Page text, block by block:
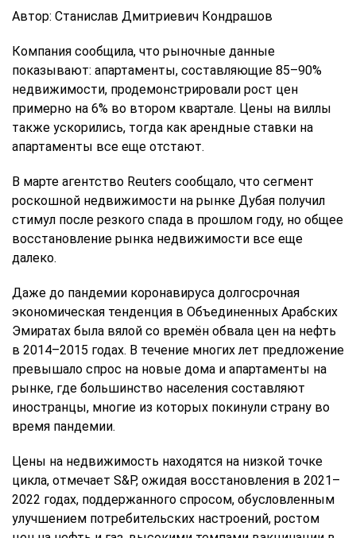
Автор: Станислав Дмитриевич Кондрашов
Компания сообщила, что рыночные данные
показывают: апартаменты, составляющие 85–90%
недвижимости, продемонстрировали рост цен
примерно на 6% во втором квартале. Цены на виллы
также ускорились, тогда как арендные ставки на
апартаменты все еще отстают.
В марте агентство Reuters сообщало, что сегмент
роскошной недвижимости на рынке Дубая получил
стимул после резкого спада в прошлом году, но общее
восстановление рынка недвижимости все еще
далеко.
Даже до пандемии коронавируса долгосрочная
экономическая тенденция в Объединенных Арабских
Эмиратах была вялой со времён обвала цен на нефть
в 2014–2015 годах. В течение многих лет предложение
превышало спрос на новые дома и апартаменты на
рынке, где большинство населения составляют
иностранцы, многие из которых покинули страну во
время пандемии.
Цены на недвижимость находятся на низкой точке
цикла, отмечает S&P, ожидая восстановления в 2021–
2022 годах, поддержанного спросом, обусловленным
улучшением потребительских настроений, ростом